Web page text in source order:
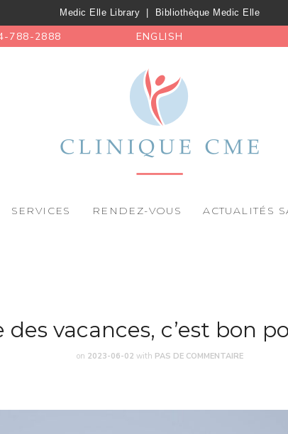
Medic Elle Library Bibliothèque Medic Elle
788-2888 ENGLISH
SERVICES RENDEZ-VOUS ACTUALITÉS
des vacances, c’est bon
on 2023-06-02 with PAS DE COMMENTAIRE